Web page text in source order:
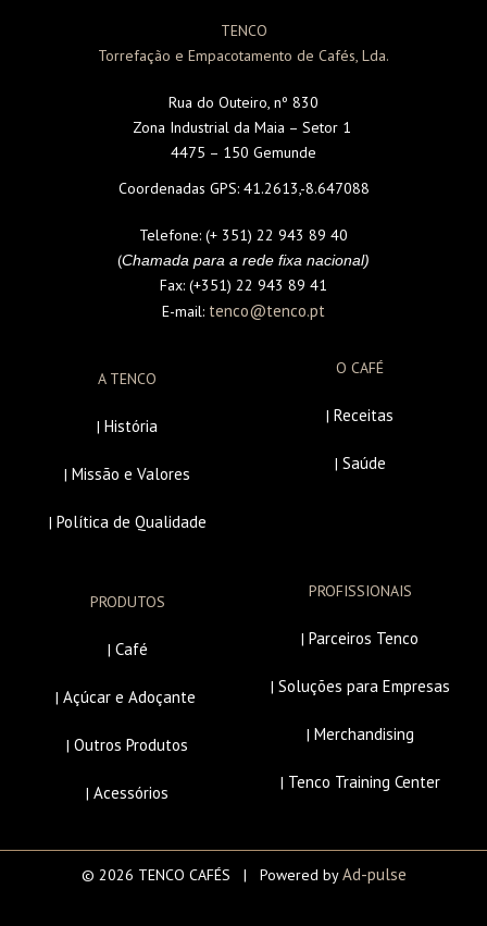
TENCO
Torrefação e Empacotamento de Cafés, Lda.
Rua do Outeiro, nº 830
Zona Industrial da Maia – Setor 1
4475 – 150 Gemunde
Coordenadas GPS:41.2613,-8.647088
Telefone: (+ 351) 22 943 89 40
(Chamada para a rede fixa nacional)
Fax: (+351) 22 943 89 41
E-mail: tenco@tenco.pt
A TENCO
| História
| Missão e Valores
| Política de Qualidade
O CAFÉ
| Receitas
| Saúde
PRODUTOS
| Café
| Açúcar e Adoçante
| Outros Produtos
| Acessórios
PROFISSIONAIS
| Parceiros Tenco
| Soluções para Empresas
| Merchandising
| Tenco Training Center
© 2026 TENCO CAFÉS | Powered byAd-pulse